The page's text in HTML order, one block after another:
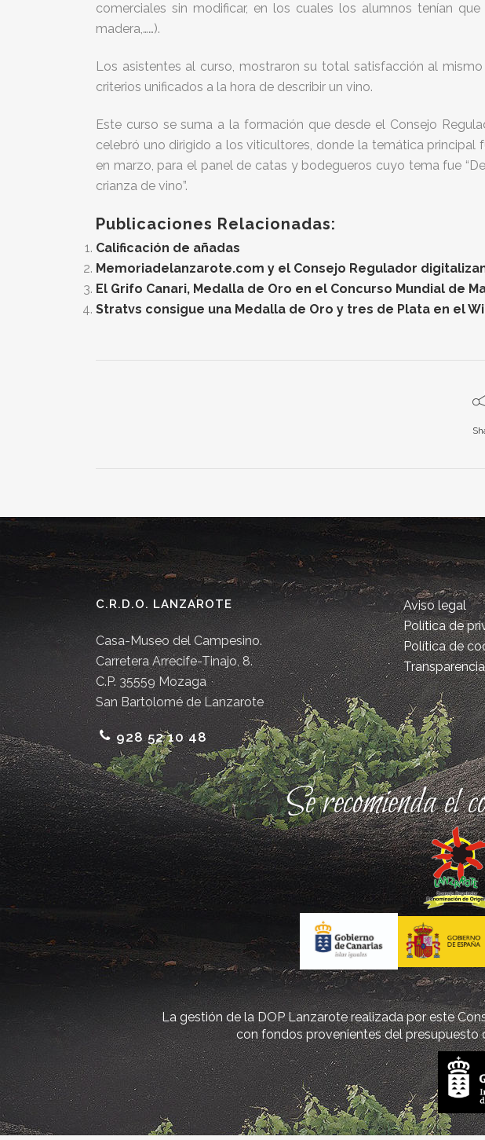
comerciales sin modificar, en los cuales los alumnos tenían
madera,……).
Los asistentes al curso, mostraron su total satisfacción al
criterios unificados a la hora de describir un vino.
Este curso se suma a la formación que desde el Consejo
celebró uno dirigido a los viticultores, donde la temática principal
en marzo, para el panel de catas y bodegueros cuyo tema fue
crianza de vino”.
Publicaciones Relacionadas:
Calificación de añadas
Memoriadelanzarote.com y el Consejo Regulador
El Grifo Canari, Medalla de Oro en el Concurso Mundial de
Stratvs consigue una Medalla de Oro y tres de Plata en el
C.R.D.O. LANZAROTE
Casa-Museo del Campesino.
Carretera Arrecife-Tinajo, 8.
C.P. 35559 Mozaga
San Bartolomé de Lanzarote
928 52 10 48
Aviso legal
Política de
Política de
Transparencia
Se recomienda el
La gestión de la DOP Lanzarote realizada por este
con fondos provenientes del presupuesto